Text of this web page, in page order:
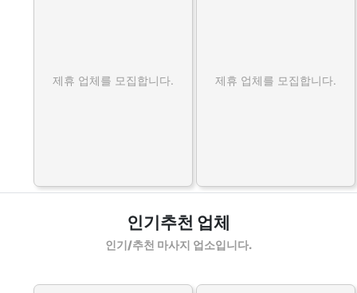
제휴 업체를 모집합니다. 제휴 업체를 모집합니다.
인기추천 업체
인기/추천 마사지 업소입니다.